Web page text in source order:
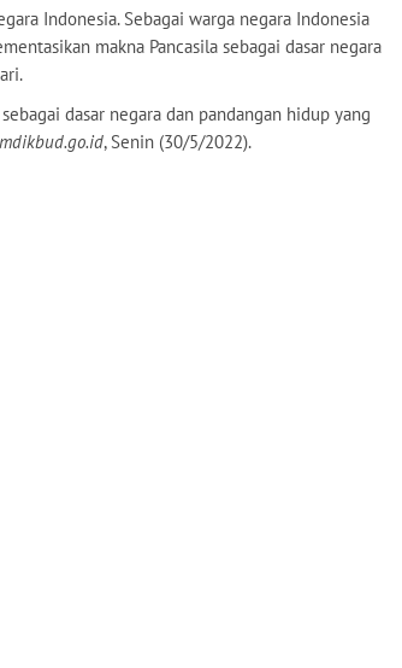
Indonesia. Sebagai warga negara Indonesia
makna Pancasila sebagai dasar negara
sebagai dasar negara dan pandangan hidup yang
, Senin (30/5/2022).